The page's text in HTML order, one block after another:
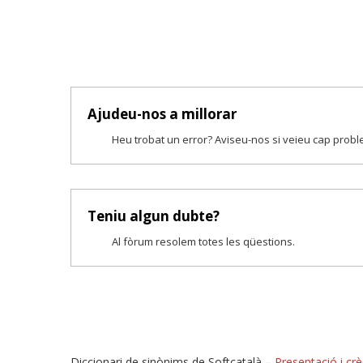
Ajudeu-nos a millorar
Heu trobat un error? Aviseu-nos si veieu cap
Teniu algun dubte?
Al fòrum resolem totes les qüestions.